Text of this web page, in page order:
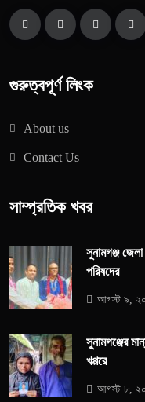
গুরুত্বপূর্ণ লিংক
About us
Contact Us
সাম্প্রতিক খবর
সুনামগঞ্জ
পরিষদের
আগস্ট ৯,
সুনামগঞ্জের
খপ্পরে
আগস্ট ৮,